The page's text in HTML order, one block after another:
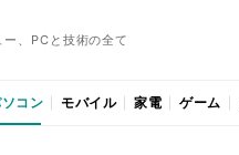
ー、PCと技術の全て
コン モバイル 家電 ゲーム